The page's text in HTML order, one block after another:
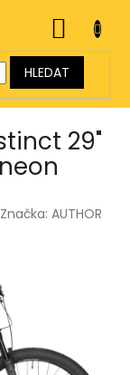
HLEDAT
KOŠÍK
29"
Značka:AUTHOR